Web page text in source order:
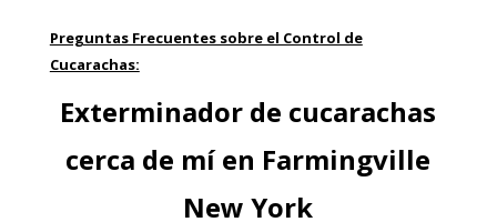
Preguntas Frecuentes sobre el Control de
Cucarachas:
Exterminador de cucarachas
cerca de mí en Farmingville
New York